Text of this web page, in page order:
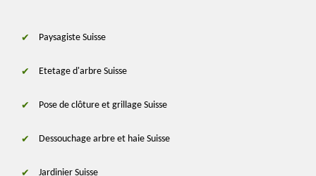
Paysagiste Suisse
Etetage d'arbre Suisse
Pose de clôture et grillage Suisse
Dessouchage arbre et haie Suisse
Jardinier Suisse